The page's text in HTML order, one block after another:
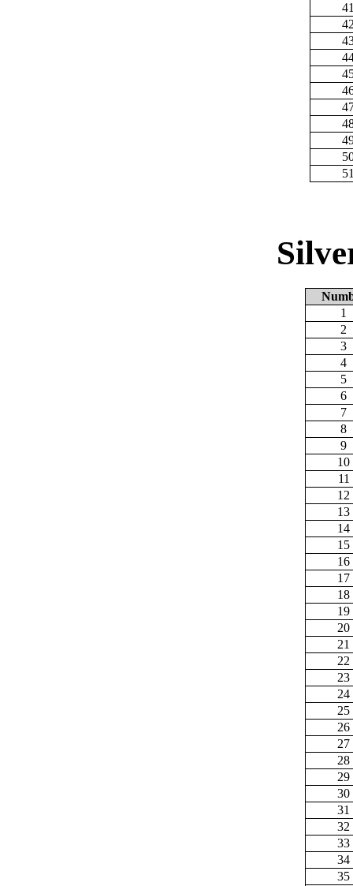
1
2
3
4
5
6
7
8
9
10
11
12
13
14
15
16
17
18
19
20
21
22
23
24
25
26
27
28
29
30
31
32
33
34
35